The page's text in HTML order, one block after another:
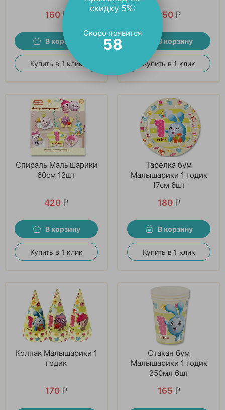
160 ₽
В корзину
Купить в 1 клик
250 ₽
В корзину
Купить в 1 клик
Спираль Малышарики
60см 12шт
420 ₽
В корзину
Купить в 1 клик
Тарелка бум
Малышарики 1 годик
17см 6шт
180 ₽
В корзину
Купить в 1 клик
Колпак Малышарики 1
годик
170 ₽
Стакан бум
Малышарики 1 годик
250мл 6шт
165 ₽
скидку 5%:
Скоро появится
58